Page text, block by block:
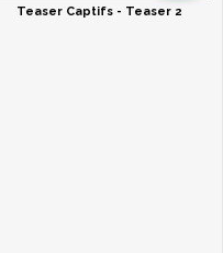
Teaser Captifs - Teaser 2